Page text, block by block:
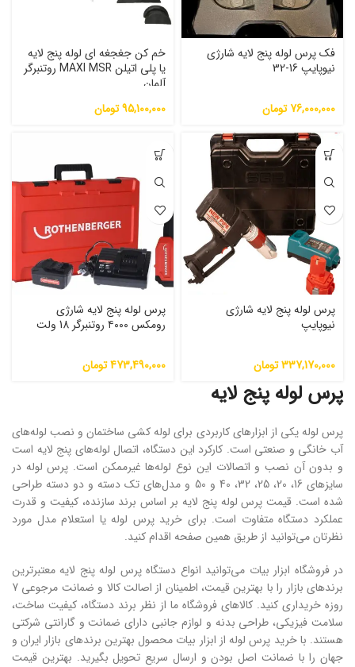
فک پرس لوله پنج لایه شارژی
نیوپایپ 16-32
76,000,000 تومان
خم کن جغجغه ای لوله پنج لایه
یا پلی اتیلن MAXI MSR روتنبرگر
آلمان
95,100,000تومان
پرس لوله پنج لایه شارژی
نیوپایپ
337,170,000تومان
پرس لوله پنج لایه شارژی
رومکس ۴۰۰۰ روتنبرگر 18 ولت
473,490,000تومان
پرس لوله پنج لایه
پرس لوله یکی از ابزارهای کاربردی برای لوله کشی ساختمان و نصب لوله‌های
آب خانگی و صنعتی است. کارکرد این دستگاه، اتصال لوله‌های پنج لایه است
و بدون آن نصب و اتصالات این نوع لوله‌ها غیرممکن است. پرس لوله در
سایزهای 16، 20، 25، 32، 40 و 50 و مدل‌های تک دسته و دو دسته طراحی
شده ‌است. قیمت پرس لوله پنج لایه بر اساس برند سازنده، کیفیت و قدرت
عملکرد دستگاه متفاوت است. برای خرید پرس لوله یا استعلام مدل مورد
نظرتان می‌توانید از طریق همین صفحه اقدام کنید.
در فروشگاه ابزار بیات می‌توانید انواع دستگاه پرس لوله پنج لایه معتبرترین
برندهای بازار را با بهترین قیمت، اطمینان از اصالت کالا و ضمانت مرجوعی 7
روزه خریداری کنید. کالاهای فروشگاه ما از نظر برند دستگاه، کیفیت ساخت،
سلامت فیزیکی، طراحی بدنه و لوازم جانبی دارای ضمانت و گارانتی شرکتی
هستند. با خرید پرس لوله از ابزار بیات محصول بهترین برندهای بازار ایران و
جهان را با ضمانت اصل بودن و ارسال سریع تحویل بگیرید. بهترین قیمت